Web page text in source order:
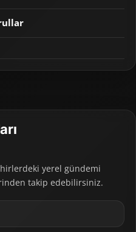
yerel gündemi
takip edebilirsiniz.